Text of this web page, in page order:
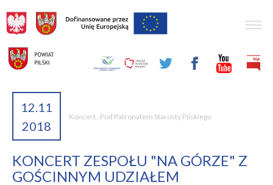
12.11
2018
Koncert Pod Patronatem Starosty Pilskiego
KONCERT ZESPOŁU "NA GÓRZE" Z
GOŚCINNYM UDZIAŁEM